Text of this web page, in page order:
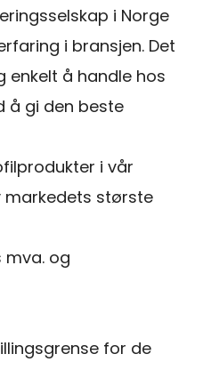
i Norge
i bransjen. Det
å handle hos
å gi den beste
i vår
markedets største
mva. og
for de